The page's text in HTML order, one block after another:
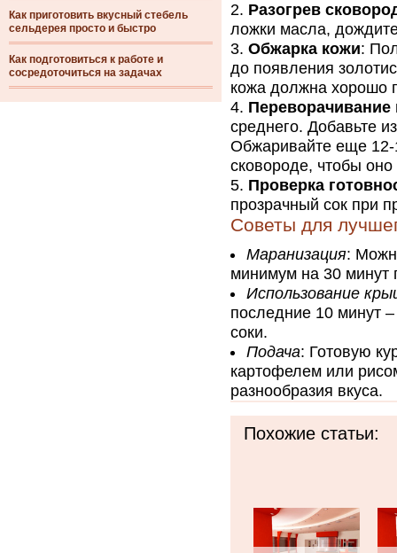
Как приготовить вкусный стебель
сельдерея просто и быстро
Как подготовиться к работе и
сосредоточиться на задачах
Разогрев
ложки масла,
Обжарка кожи:
до появления
кожа должна хорошо
Переворачивание
среднего. Добавьте
Обжаривайте еще 12-
сковороде, чтобы
Проверка
прозрачный сок при
Советы для
Маранизация:
минимум на 30 минут
Использование
последние 10 минут
соки.
Подача: Готовую
картофелем или
разнообразия вкуса.
Похожие статьи: